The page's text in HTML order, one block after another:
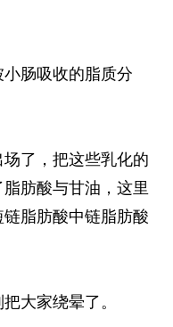
肠吸收的脂质分
了，把这些乳化的
肪酸与甘油，这里
脂肪酸中链脂肪酸
大家绕晕了。